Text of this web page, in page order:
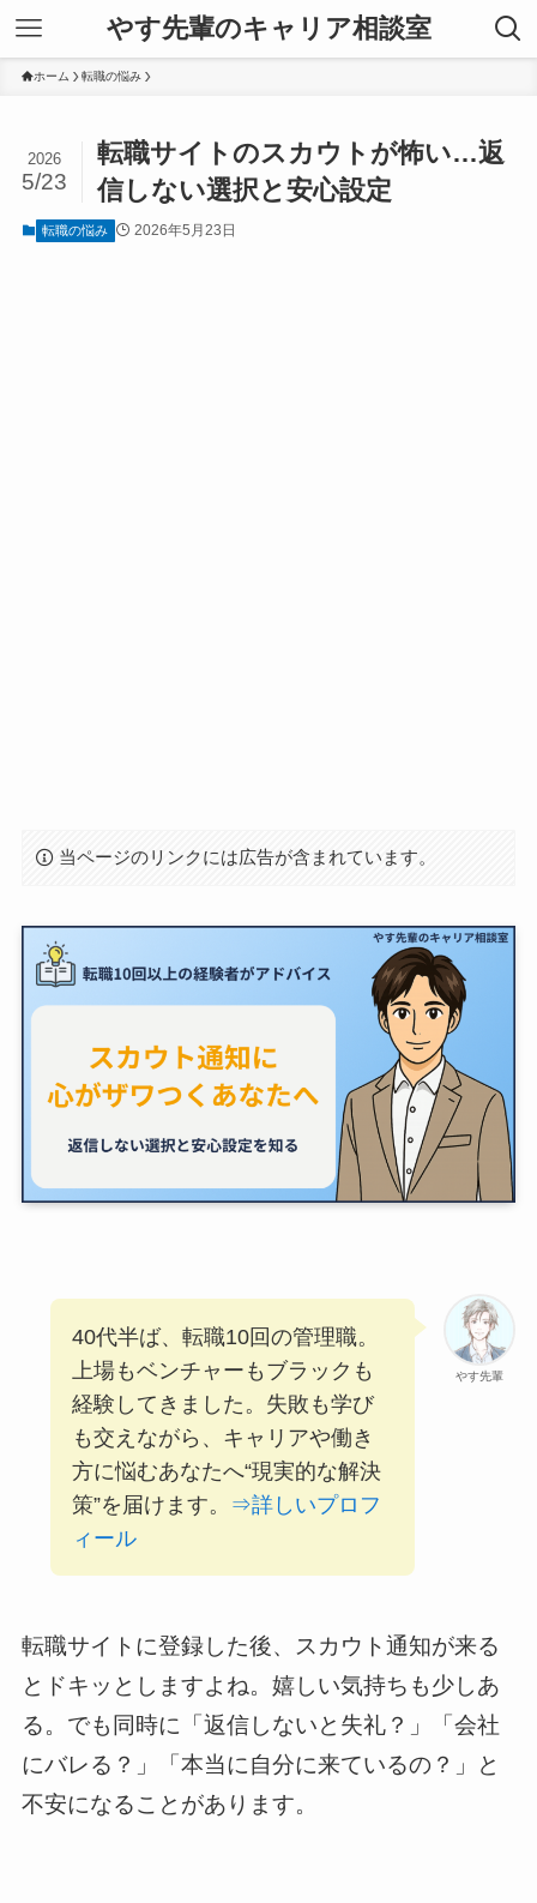
やす先輩のキャリア相談室
ホーム 転職の悩み
転職サイトのスカウトが怖い…返
信しない選択と安心設定
2026
5/23
転職の悩み 2026年5月23日
当ページのリンクには広告が含まれています。
やす先輩
40代半ば、転職10回の管理職。
上場もベンチャーもブラックも
経験してきました。失敗も学び
も交えながら、キャリアや働き
方に悩むあなたへ“現実的な解決
策”を届けます。
⇒詳しいプロフ
ィール
転職サイトに登録した後、スカウト通知が来る
とドキッとしますよね。嬉しい気持ちも少しあ
る。でも同時に「返信しないと失礼？」「会社
にバレる？」「本当に自分に来ているの？」と
不安になることがあります。